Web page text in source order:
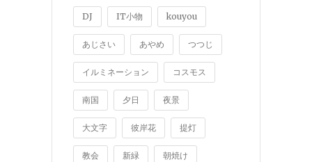
DJ IT小物 kouyou
あじさい あやめ つつじ
イルミネーション コスモス
南国 夕日 夜景
大文字 彼岸花 提灯
教会 新緑 朝焼け